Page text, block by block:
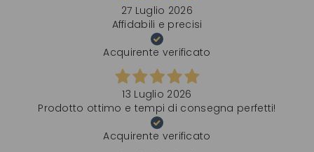
27 Luglio 2026
Affidabili e precisi
Acquirente verificato
13 Luglio 2026
Prodotto ottimo e tempi di consegna perfetti!
Acquirente verificato